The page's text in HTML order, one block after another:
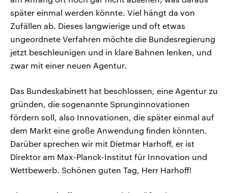
später einmal werden könnte. Viel hängt da von
Zufällen ab. Dieses langwierige und oft etwas
ungeordnete Verfahren möchte die Bundesregierung
jetzt beschleunigen und in klare Bahnen lenken, und
zwar mit einer neuen Agentur.
Das Bundeskabinett hat beschlossen, eine Agentur zu
gründen, die sogenannte Sprunginnovationen
fördern soll, also Innovationen, die später einmal auf
dem Markt eine große Anwendung finden könnten.
Darüber sprechen wir mit Dietmar Harhoff, er ist
Direktor am Max-Planck-Institut für Innovation und
Wettbewerb. Schönen guten Tag, Herr Harhoff!